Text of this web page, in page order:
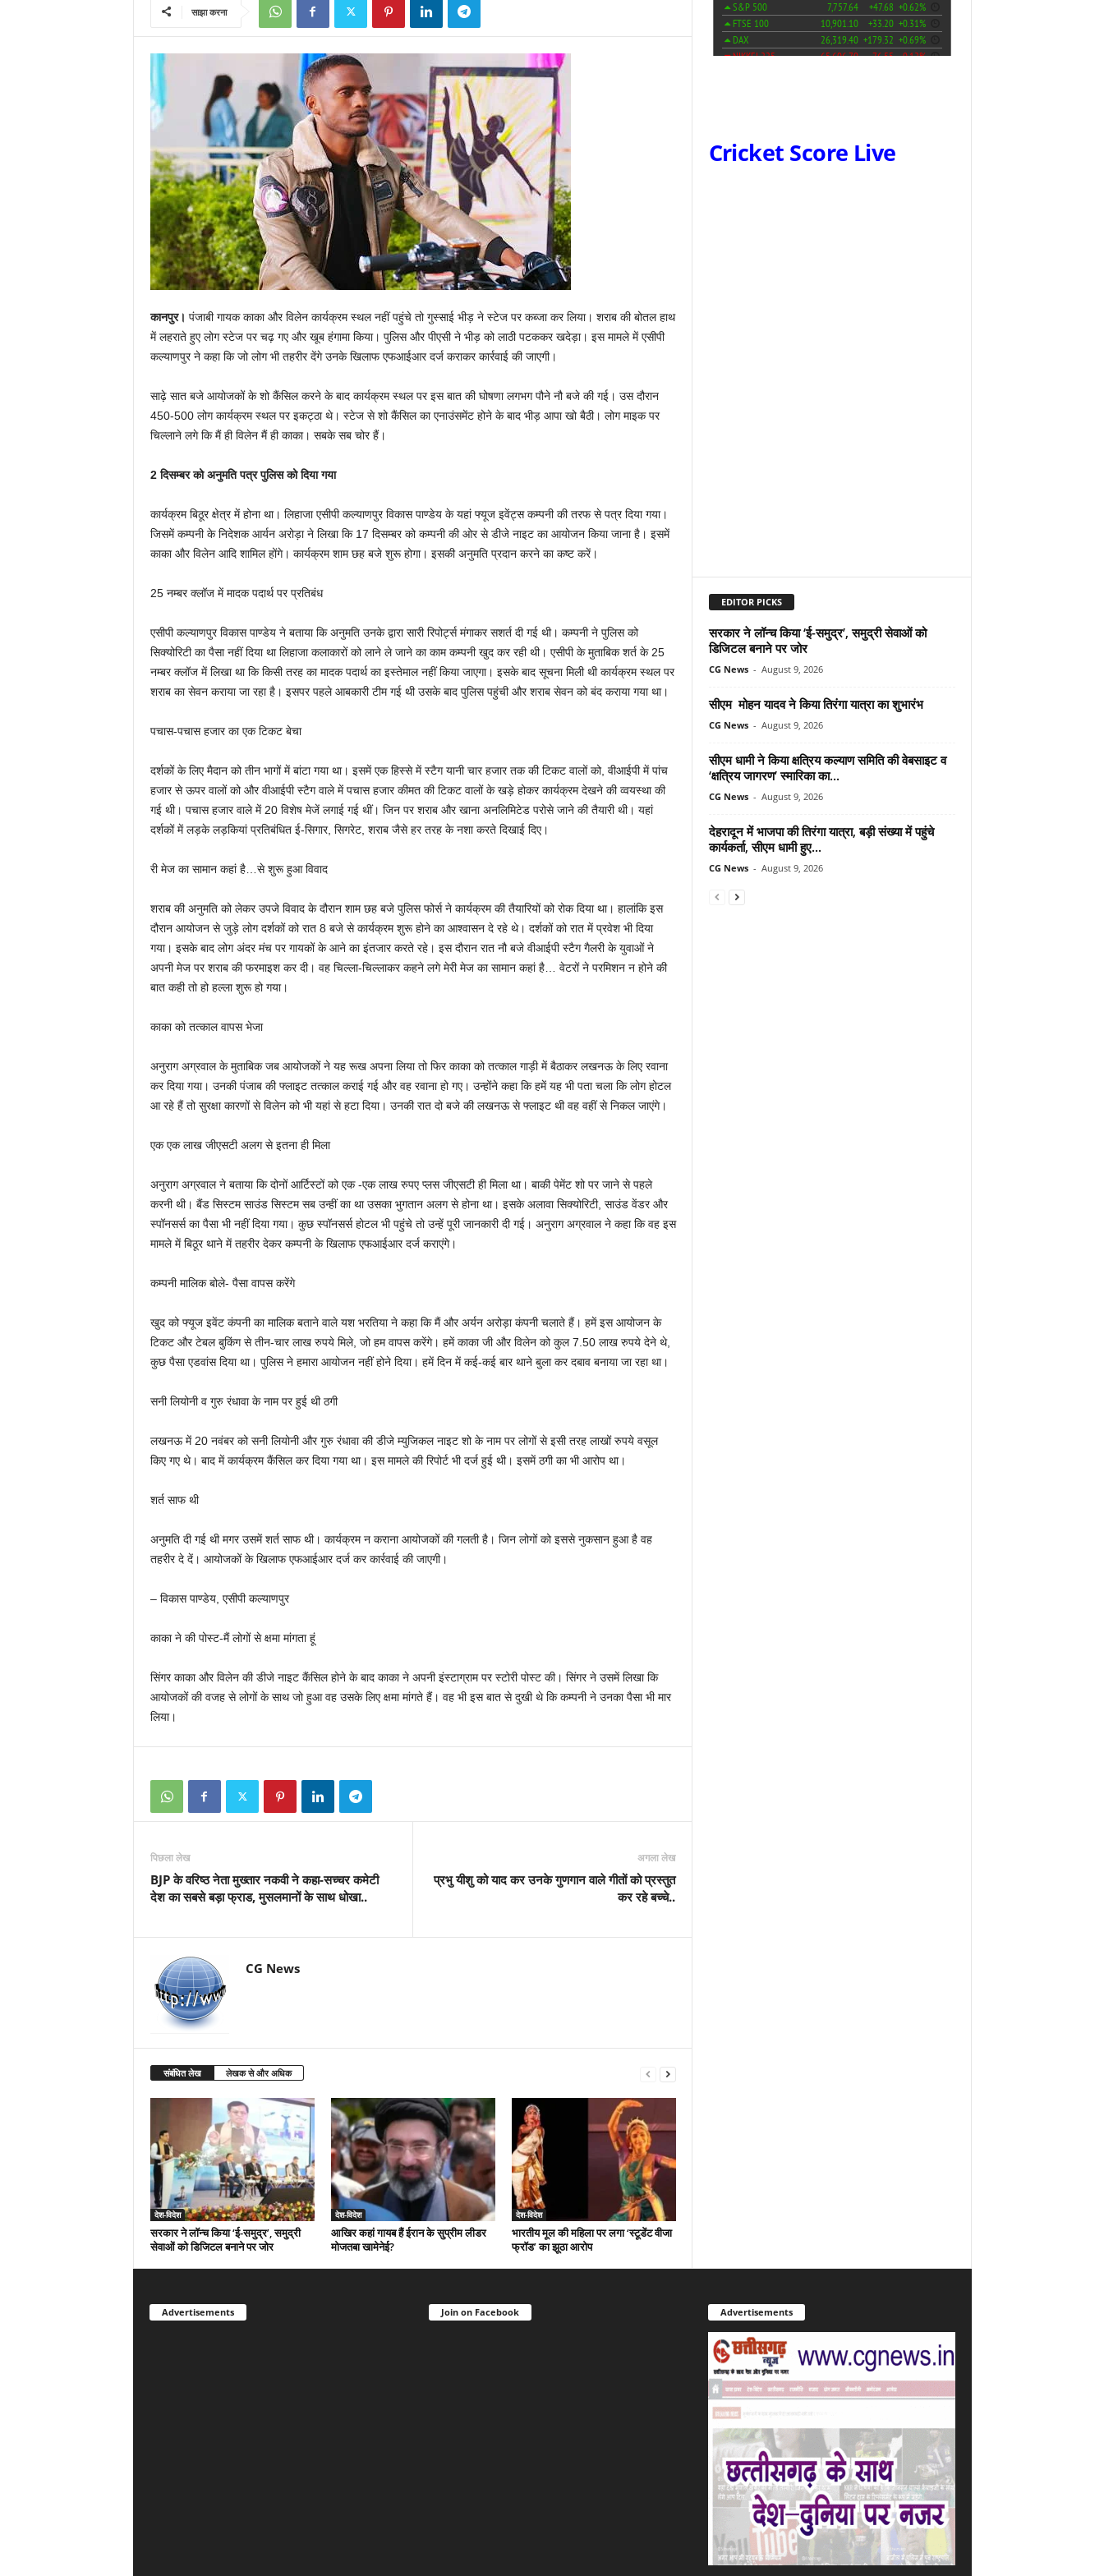
साझा करना
कानपुर। पंजाबी गायक काका और विलेन कार्यक्रम स्थल नहीं पहुंचे तो गुस्साई भीड़ ने स्टेज पर कब्जा कर लिया। शराब की बोतल हाथ
में लहराते हुए लोग स्टेज पर चढ़ गए और खूब हंगामा किया। पुलिस और पीएसी ने भीड़ को लाठी पटककर खदेड़ा। इस मामले में एसीपी
कल्याणपुर ने कहा कि जो लोग भी तहरीर देंगे उनके खिलाफ एफआईआर दर्ज कराकर कार्रवाई की जाएगी।
साढ़े सात बजे आयोजकों के शो कैंसिल करने के बाद कार्यक्रम स्थल पर इस बात की घोषणा लगभग पौने नौ बजे की गई। उस दौरान
450-500 लोग कार्यक्रम स्थल पर इकट्ठा थे। स्टेज से शो कैंसिल का एनाउंसमेंट होने के बाद भीड़ आपा खो बैठी। लोग माइक पर
चिल्लाने लगे कि मैं ही विलेन मैं ही काका। सबके सब चोर हैं।
2 दिसम्बर को अनुमति पत्र पुलिस को दिया गया
कार्यक्रम बिठूर क्षेत्र में होना था। लिहाजा एसीपी कल्याणपुर विकास पाण्डेय के यहां फ्यूज इवेंट्स कम्पनी की तरफ से पत्र दिया गया।
जिसमें कम्पनी के निदेशक आर्यन अरोड़ा ने लिखा कि 17 दिसम्बर को कम्पनी की ओर से डीजे नाइट का आयोजन किया जाना है। इसमें
काका और विलेन आदि शामिल होंगे। कार्यक्रम शाम छह बजे शुरू होगा। इसकी अनुमति प्रदान करने का कष्ट करें।
25 नम्बर क्लॉज में मादक पदार्थ पर प्रतिबंध
एसीपी कल्याणपुर विकास पाण्डेय ने बताया कि अनुमति उनके द्वारा सारी रिपोर्ट्स मंगाकर सशर्त दी गई थी। कम्पनी ने पुलिस को
सिक्योरिटी का पैसा नहीं दिया था लिहाजा कलाकारों को लाने ले जाने का काम कम्पनी खुद कर रही थी। एसीपी के मुताबिक शर्त के 25
नम्बर क्लॉज में लिखा था कि किसी तरह का मादक पदार्थ का इस्तेमाल नहीं किया जाएगा। इसके बाद सूचना मिली थी कार्यक्रम स्थल पर
शराब का सेवन कराया जा रहा है। इसपर पहले आबकारी टीम गई थी उसके बाद पुलिस पहुंची और शराब सेवन को बंद कराया गया था।
पचास-पचास हजार का एक टिकट बेचा
दर्शकों के लिए मैदान को तीन भागों में बांटा गया था। इसमें एक हिस्से में स्टैग यानी चार हजार तक की टिकट वालों को, वीआईपी में पांच
हजार से ऊपर वालों को और वीआईपी स्टैग वाले में पचास हजार कीमत की टिकट वालों के खड़े होकर कार्यक्रम देखने की व्वयस्था की
गई थी। पचास हजार वाले में 20 विशेष मेजें लगाई गई थीं। जिन पर शराब और खाना अनलिमिटेड परोसे जाने की तैयारी थी। यहां
दर्शकों में लड़के लड़कियां प्रतिबंधित ई-सिगार, सिगरेट, शराब जैसे हर तरह के नशा करते दिखाई दिए।
री मेज का सामान कहां है…से शुरू हुआ विवाद
शराब की अनुमति को लेकर उपजे विवाद के दौरान शाम छह बजे पुलिस फोर्स ने कार्यक्रम की तैयारियों को रोक दिया था। हालांकि इस
दौरान आयोजन से जुड़े लोग दर्शकों को रात 8 बजे से कार्यक्रम शुरू होने का आश्वासन दे रहे थे। दर्शकों को रात में प्रवेश भी दिया
गया। इसके बाद लोग अंदर मंच पर गायकों के आने का इंतजार करते रहे। इस दौरान रात नौ बजे वीआईपी स्टैग गैलरी के युवाओं ने
अपनी मेज पर शराब की फरमाइश कर दी। वह चिल्ला-चिल्लाकर कहने लगे मेरी मेज का सामान कहां है… वेटरों ने परमिशन न होने की
बात कही तो हो हल्ला शुरू हो गया।
काका को तत्काल वापस भेजा
अनुराग अग्रवाल के मुताबिक जब आयोजकों ने यह रूख अपना लिया तो फिर काका को तत्काल गाड़ी में बैठाकर लखनऊ के लिए रवाना
कर दिया गया। उनकी पंजाब की फ्लाइट तत्काल कराई गई और वह रवाना हो गए। उन्होंने कहा कि हमें यह भी पता चला कि लोग होटल
आ रहे हैं तो सुरक्षा कारणों से विलेन को भी यहां से हटा दिया। उनकी रात दो बजे की लखनऊ से फ्लाइट थी वह वहीं से निकल जाएंगे।
एक एक लाख जीएसटी अलग से इतना ही मिला
अनुराग अग्रवाल ने बताया कि दोनों आर्टिस्टों को एक -एक लाख रुपए प्लस जीएसटी ही मिला था। बाकी पेमेंट शो पर जाने से पहले
करनी थी। बैंड सिस्टम साउंड सिस्टम सब उन्हीं का था उसका भुगतान अलग से होना था। इसके अलावा सिक्योरिटी, साउंड वेंडर और
स्पॉनसर्स का पैसा भी नहीं दिया गया। कुछ स्पॉनसर्स होटल भी पहुंचे तो उन्हें पूरी जानकारी दी गई। अनुराग अग्रवाल ने कहा कि वह इस
मामले में बिठूर थाने में तहरीर देकर कम्पनी के खिलाफ एफआईआर दर्ज कराएंगे।
कम्पनी मालिक बोले- पैसा वापस करेंगे
खुद को फ्यूज इवेंट कंपनी का मालिक बताने वाले यश भरतिया ने कहा कि मैं और अर्यन अरोड़ा कंपनी चलाते हैं। हमें इस आयोजन के
टिकट और टेबल बुकिंग से तीन-चार लाख रुपये मिले, जो हम वापस करेंगे। हमें काका जी और विलेन को कुल 7.50 लाख रुपये देने थे,
कुछ पैसा एडवांस दिया था। पुलिस ने हमारा आयोजन नहीं होने दिया। हमें दिन में कई-कई बार थाने बुला कर दबाव बनाया जा रहा था।
सनी लियोनी व गुरु रंधावा के नाम पर हुई थी ठगी
लखनऊ में 20 नवंबर को सनी लियोनी और गुरु रंधावा की डीजे म्युजिकल नाइट शो के नाम पर लोगों से इसी तरह लाखों रुपये वसूल
किए गए थे। बाद में कार्यक्रम कैंसिल कर दिया गया था। इस मामले की रिपोर्ट भी दर्ज हुई थी। इसमें ठगी का भी आरोप था।
शर्त साफ थी
अनुमति दी गई थी मगर उसमें शर्त साफ थी। कार्यक्रम न कराना आयोजकों की गलती है। जिन लोगों को इससे नुकसान हुआ है वह
तहरीर दे दें। आयोजकों के खिलाफ एफआईआर दर्ज कर कार्रवाई की जाएगी।
– विकास पाण्डेय, एसीपी कल्याणपुर
काका ने की पोस्ट-मैं लोगों से क्षमा मांगता हूं
सिंगर काका और विलेन की डीजे नाइट कैंसिल होने के बाद काका ने अपनी इंस्टाग्राम पर स्टोरी पोस्ट की। सिंगर ने उसमें लिखा कि
आयोजकों की वजह से लोगों के साथ जो हुआ वह उसके लिए क्षमा मांगते हैं। वह भी इस बात से दुखी थे कि कम्पनी ने उनका पैसा भी मार
लिया।
पिछला लेख
BJP के वरिष्ठ नेता मुख्तार नकवी ने कहा-सच्चर कमेटी
देश का सबसे बड़ा फ्राड, मुसलमानों के साथ धोखा..
अगला लेख
प्रभु यीशु को याद कर उनके गुणगान वाले गीतों को प्रस्तुत
कर रहे बच्चे..
CG News
संबंधित लेख लेखक से और अधिक
देश-विदेश
सरकार ने लॉन्च किया ‘ई-समुद्र’, समुद्री
सेवाओं को डिजिटल बनाने पर जोर
देश-विदेश
आखिर कहां गायब हैं ईरान के सुप्रीम लीडर
मोजतबा खामेनेई?
देश-विदेश
भारतीय मूल की महिला पर लगा ‘स्टूडेंट वीजा
फ्रॉड’ का झूठा आरोप
Cricket Score Live
EDITOR PICKS
सरकार ने लॉन्च किया ‘ई-समुद्र’, समुद्री सेवाओं को
डिजिटल बनाने पर जोर
CG News - August 9, 2026
सीएम मोहन यादव ने किया तिरंगा यात्रा का शुभारंभ
CG News - August 9, 2026
सीएम धामी ने किया क्षत्रिय कल्याण समिति की वेबसाइट व
‘क्षत्रिय जागरण’ स्मारिका का...
CG News - August 9, 2026
देहरादून में भाजपा की तिरंगा यात्रा, बड़ी संख्या में पहुंचे
कार्यकर्ता, सीएम धामी हुए...
CG News - August 9, 2026
Advertisements Join on Facebook Advertisements